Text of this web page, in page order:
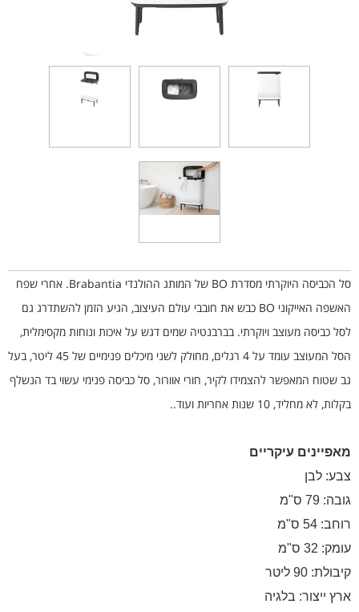
סל הכביסה היוקרתי מסדרת BO של המותג ההולנדי Brabantia. אחרי שפח
האשפה האייקוני BO כבש את חובבי עולם העיצוב, הגיע הזמן להשתדרג גם
לסל כביסה מעוצב ויוקרתי. בברבנטיה שמים דגש על איכות ונוחות מקסימלית,
הסל המעוצב עומד על 4 רגלים, מחולק לשני מיכלים פנימיים של 45 ליטר, בעל
גב שטוח המאפשר להצמידו לקיר, חורי אוורור, סל כביסה פנימי עשוי בד הנשלף
בקלות, לא מחליד, 10 שנות אחריות ועוד..
מאפיינים עיקריים
צבע: לבן
גובה: 79 ס"מ
רוחב: 54 ס"מ
עומק: 32 ס"מ
קיבולת: 90 ליטר
ארץ ייצור: בלגיה